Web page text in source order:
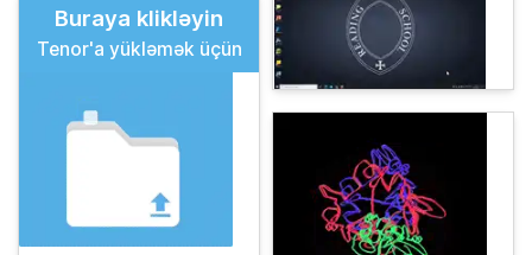
Buraya klikləyin
Tenor'a yükləmək üçün